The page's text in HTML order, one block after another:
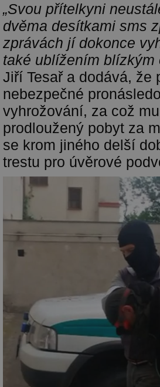
„Svou přítelkyni
dvěma desítkami sms
zprávách jí dokonce
také ublížením blízkým
Jiří Tesař a dodává, že
nebezpečné
vyhrožování, za což
prodloužený pobyt za
se krom jiného delší
trestu pro úvěrové